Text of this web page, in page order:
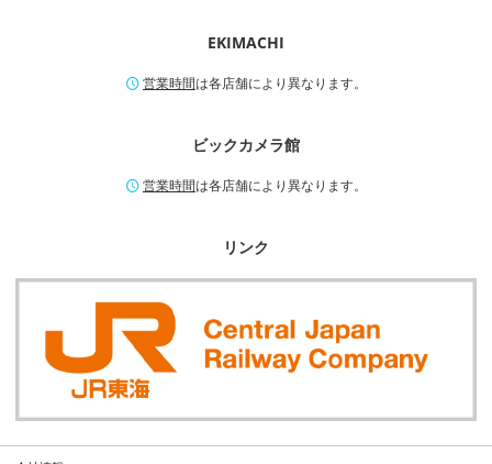
EKIMACHI
営業時間は各店舗により異なります。
ビックカメラ館
営業時間は各店舗により異なります。
リンク